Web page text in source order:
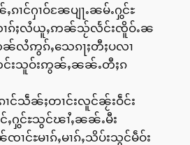
ၢင်ႁၢဝ်ၼႄပျႃႉၼမ်ႉႁွင်ႊ
ၵ်ႈလႆယူႇဢၼ်သႂ်လႅင်းၸိူဝ်ႉၼ
ၼ်လႆဢွၵ်ႇသေၵႃႈတီႈပလၢ
င်းသူဝ်းဢွၼ်ႇၼၼ်ႉတီႈၵ
ၢင်သဵၼ်ႈတၢင်းလူင်ၼႂ်းဝဵင်း
ႁွင်ႊသွင်ၽၢႆႇၼၼ်ႉမီး
င်ႊမၢၵ်ႇမၢၵ်ႇသိပ်းသွင်မဵဝ်း